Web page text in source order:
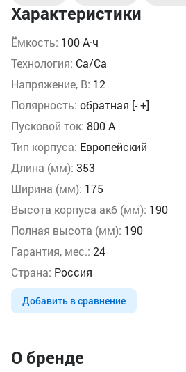
Характеристики
Ёмкость: 100 А·ч
Технология: Ca/Ca
Напряжение, В: 12
Полярность: обратная [- +]
Пусковой ток: 800 А
Тип корпуса: Европейский
Длина (мм): 353
Ширина (мм): 175
Высота корпуса акб (мм): 190
Полная высота (мм): 190
Гарантия, мес.: 24
Страна: Россия
Добавить в сравнение
О бренде